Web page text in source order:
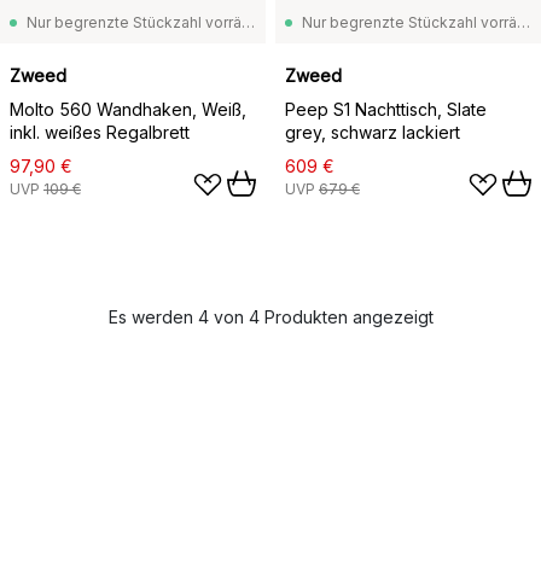
Nur begrenzte Stückzahl vorrätig
Zweed
Molto 560 Wandhaken, Weiß,
inkl. weißes Regalbrett
97,90 €
UVP 109 €
Nur begrenzte Stückzahl vorrätig
Zweed
Peep S1 Nachttisch, Slate
grey, schwarz lackiert
609 €
UVP 679 €
Es werden 4 von 4 Produkten angezeigt